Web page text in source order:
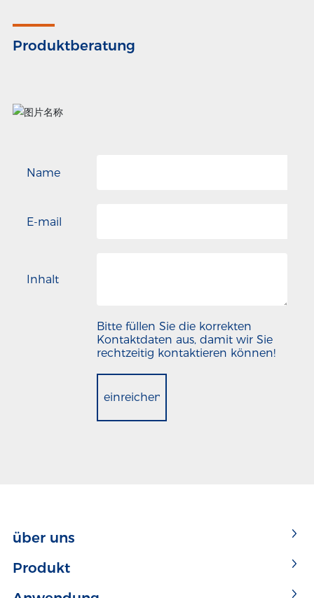
Produktberatung
Name
E-mail
Inhalt
Bitte füllen Sie die korrekten
Kontaktdaten aus, damit wir Sie
rechtzeitig kontaktieren können!
einreichen
über uns
Produkt